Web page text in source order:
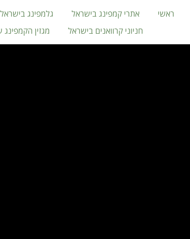
ראשי אתרי קמפינג בישראל גלמפינג בישראל
חניוני קרוואנים בישראל
מגזין